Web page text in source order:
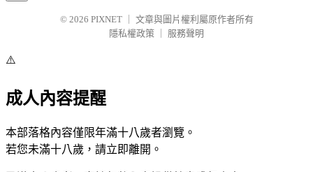
© 2026 PIXNET
文章與圖片權利屬原作者所有
隱私權政策
服務聲明
⚠️
成人內容提醒
本部落格內容僅限年滿十八歲者瀏覽。
若您未滿十八歲，請立即離開。